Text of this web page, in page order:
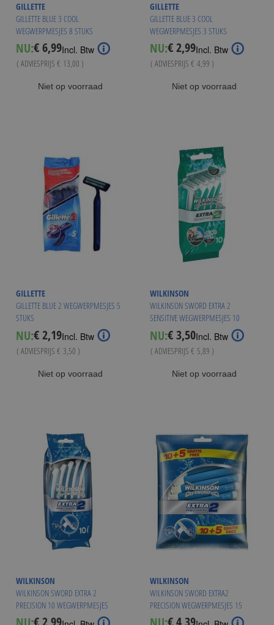
GILLETTE
GILLETTE BLUE 3 COOL
WEGWERPMESJES 8 STUKS
NU:Special
Price
€ 6,99Incl. Btw
( ADVIESPRIJS € 13,00 )
Niet op voorraad
GILLETTE
GILLETTE BLUE 3 COOL
WEGWERPMESJES 3 STUKS
NU:Special
Price
€ 2,99Incl. Btw
( ADVIESPRIJS € 4,99 )
Niet op voorraad
GILLETTE
GILLETTE BLUE 2 WEGWERPMESJES 5
STUKS
NU:Special
Price
€ 2,19Incl. Btw
( ADVIESPRIJS € 3,50 )
Niet op voorraad
WILKINSON
WILKINSON SWORD EXTRA 2
SENSITIVE WEGWERPMESJES 10
STUKS
NU:Special
Price
€ 3,50Incl. Btw
( ADVIESPRIJS € 5,89 )
Niet op voorraad
WILKINSON
WILKINSON SWORD EXTRA 2
PRECISION 10 WEGWERPMESJES
Special
€ 2,99
WILKINSON
WILKINSON SWORD EXTRA2
PRECISION WEGWERPMESJES 15
STUKS Special
€ 4,39